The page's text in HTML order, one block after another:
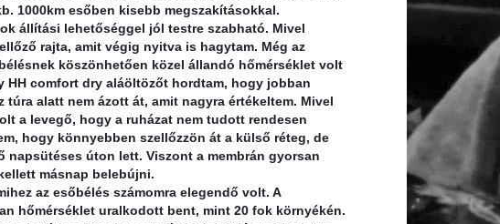
1000km esőben kisebb megszakításokkal.
állítási lehetőséggel jól testre szabható. Mivel
rajta, amit végig nyitva is hagytam. Még az
köszönhetően közel állandó hőmérséklet volt
HH comfort dry aláöltözőt hordtam, hogy jobban
túra alatt nem ázott át, amit nagyra értékeltem. Mivel
a levegő, hogy a ruházat nem tudott rendesen
hogy könnyebben szellőzzön át a külső réteg, de
napsütéses úton lett. Viszont a membrán gyorsan
másnap belebújni.
az esőbélés számomra elegendő volt. A
hőmérséklet uralkodott bent, mint 20 fok környékén.